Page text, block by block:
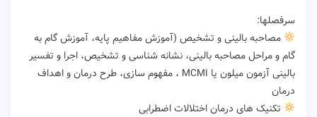
سرفصلها:
مصاحبه بالینی و تشخیص (آموزش مفاهیم پایه، آموزش گام به
گام و مراحل مصاحبه بالینی، نشانه شناسی و تشخیص، اجرا و تفسیر
بالینی آزمون میلون یا MCMI ، مفهوم سازی، طرح درمان و اهداف
درمان
تکنیک های درمان اختلالات اضطرابی